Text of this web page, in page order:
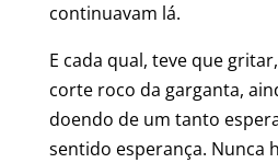
continuavam lá.
E cada qual, teve que
corte roco da garganta,
doendo de um tanto
sentido esperança. Nunca